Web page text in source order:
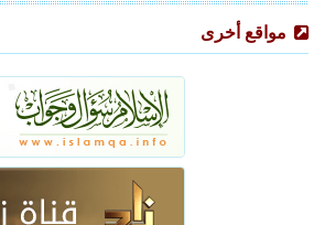
مواقع أخرى